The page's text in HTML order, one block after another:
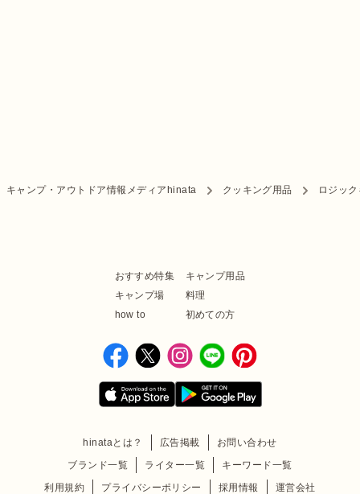
キャンプ・アウトドア情報メディアhinata クッキング用品 ロジッ
おすすめ特集
キャンプ用品
キャンプ場
料理
how to
初めての方
hinataとは？ 広告掲載
お問い合わせ
ブランド一覧
ライター一覧
キーワード一覧
利用規約
プライバシーポリシー 採用情報 運営会社